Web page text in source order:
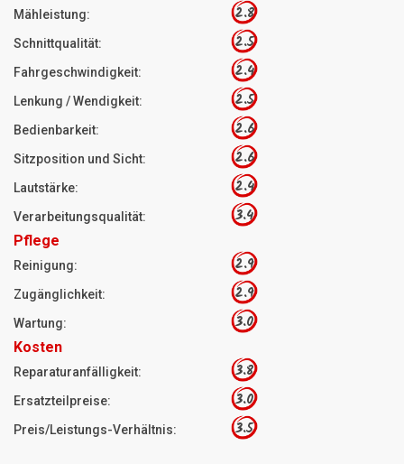
Mähleistung: 2.8
Schnittqualität: 2.5
Fahrgeschwindigkeit: 2.4
Lenkung / Wendigkeit: 2.5
Bedienbarkeit: 2.6
Sitzposition und Sicht: 2.6
Lautstärke: 2.4
Verarbeitungsqualität: 3.4
Pflege
Reinigung: 2.9
Zugänglichkeit: 2.9
Wartung: 3.0
Kosten
Reparaturanfälligkeit: 3.8
Ersatzteilpreise: 3.0
Preis/Leistungs-Verhältnis: 3.5